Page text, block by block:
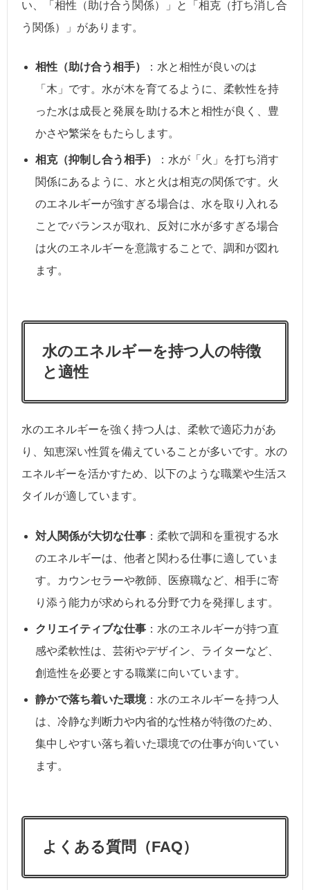
い、「相性（助け合う関係）」と「相克（打ち消し合
う関係）」があります。
相性（助け合う相手）
：水と相性が良いのは
「木」です。水が木を育てるように、柔軟性を持
った水は成長と発展を助ける木と相性が良く、豊
かさや繁栄をもたらします。
相克（抑制し合う相手）
：水が「火」を打ち消す
関係にあるように、水と火は相克の関係です。火
のエネルギーが強すぎる場合は、水を取り入れる
ことでバランスが取れ、反対に水が多すぎる場合
は火のエネルギーを意識することで、調和が図れ
ます。
水のエネルギーを持つ人の特徴
と適性
水のエネルギーを強く持つ人は、柔軟で適応力があ
り、知恵深い性質を備えていることが多いです。水の
エネルギーを活かすため、以下のような職業や生活ス
タイルが適しています。
対人関係が大切な仕事 ：柔軟で調和を重視する水
のエネルギーは、他者と関わる仕事に適していま
す。カウンセラーや教師、医療職など、相手に寄
り添う能力が求められる分野で力を発揮します。
クリエイティブな仕事 ：水のエネルギーが持つ直
感や柔軟性は、芸術やデザイン、ライターなど、
創造性を必要とする職業に向いています。
静かで落ち着いた環境：水のエネルギーを持つ人
は、冷静な判断力や内省的な性格が特徴のため、
集中しやすい落ち着いた環境での仕事が向いてい
ます。
よくある質問（FAQ）